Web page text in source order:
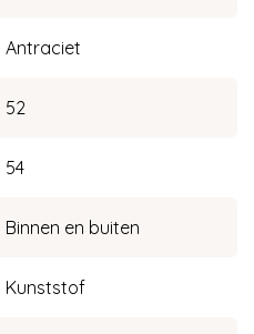
Antraciet
52
54
Binnen en buiten
Kunststof